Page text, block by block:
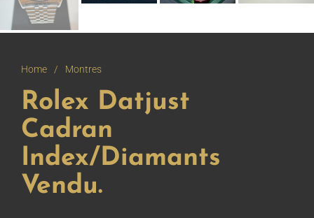
Home / Montres
Rolex Datjust
Cadran
Index/Diamants
Vendu.